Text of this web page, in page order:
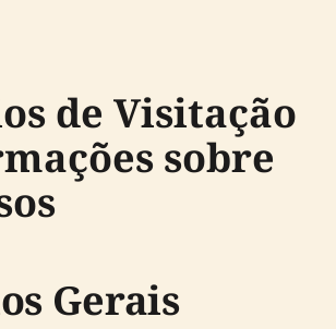
de Visitação
sobre
Gerais